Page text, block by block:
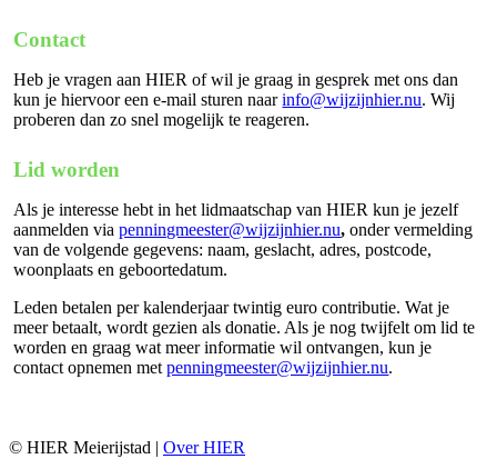
Contact
Heb je vragen aan HIER of wil je graag in gesprek met ons dan
kun je hiervoor een e-mail sturen naarinfo@wijzijnhier.nu. Wij
proberen dan zo snel mogelijk te reageren.
Lid worden
Als je interesse hebt in het lidmaatschap van HIER kun je jezelf
aanmelden viapenningmeester@wijzijnhier.nu, onder vermelding
van de volgende gegevens: naam, geslacht, adres, postcode,
woonplaats en geboortedatum.
Leden betalen per kalenderjaar twintig euro contributie. Wat je
meer betaalt, wordt gezien als donatie. Als je nog twijfelt om lid te
worden en graag wat meer informatie wil ontvangen, kun je
contact opnemen metpenningmeester@wijzijnhier.nu.
© HIER Meierijstad | Over HIER